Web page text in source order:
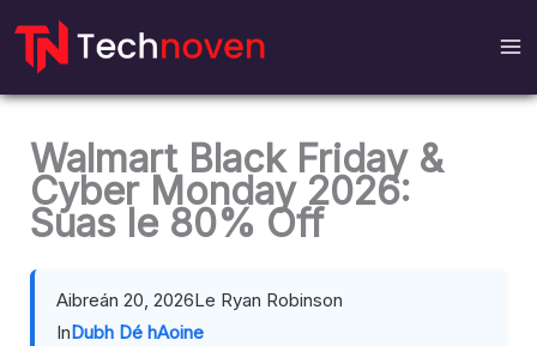
Scipeáil
chuig
ábhar
Walmart Black Friday &
Cyber ​​Monday 2026:
Suas le 80% Off
Aibreán 20, 2026Le Ryan Robinson
In Dubh Dé hAoine